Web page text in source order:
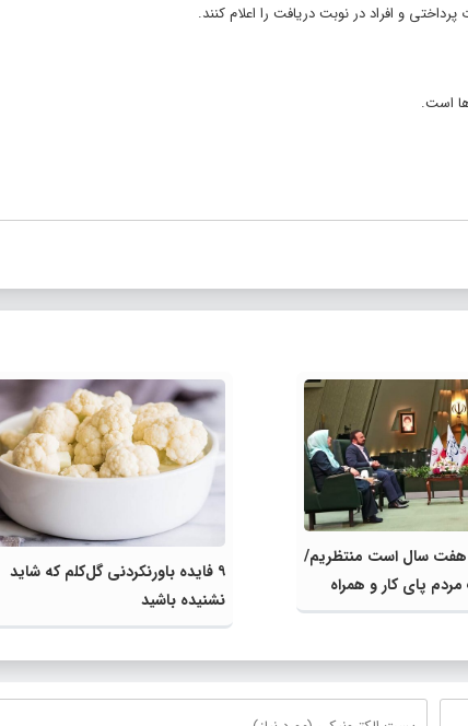
و افراد در نوبت دریافت را اعلام کنند.
است.
هفت سال است منتظریم/
پای کار و همراه
۹ فایده باورنکردنی گل‌کلم که شاید
نشنیده‌ باشید